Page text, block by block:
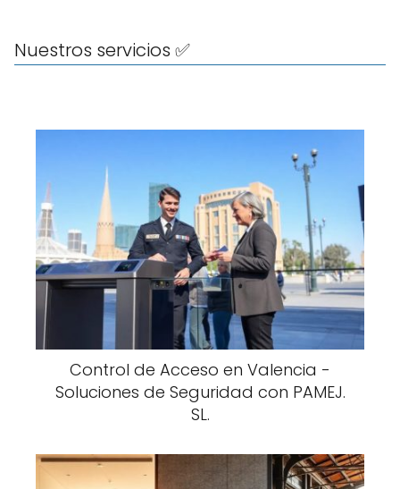
Nuestros servicios ✅
Control de Acceso en Valencia -
Soluciones de Seguridad con PAMEJ.
SL.